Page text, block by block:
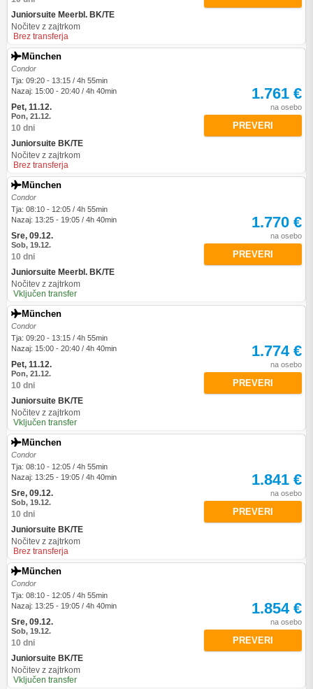
Juniorsuite Meerbl. BK/TE
Nočitev z zajtrkom
Brez transferja
München
Condor
Tja: 09:20 - 13:15 / 4h 55min
Nazaj: 15:00 - 20:40 / 4h 40min
Pet, 11.12.
Pon, 21.12.
10 dni
Juniorsuite BK/TE
Nočitev z zajtrkom
Brez transferja
1.761 €
na osebo
PREVERI
München
Condor
Tja: 08:10 - 12:05 / 4h 55min
Nazaj: 13:25 - 19:05 / 4h 40min
Sre, 09.12.
Sob, 19.12.
10 dni
Juniorsuite Meerbl. BK/TE
Nočitev z zajtrkom
Vključen transfer
1.770 €
na osebo
PREVERI
München
Condor
Tja: 09:20 - 13:15 / 4h 55min
Nazaj: 15:00 - 20:40 / 4h 40min
Pet, 11.12.
Pon, 21.12.
10 dni
Juniorsuite BK/TE
Nočitev z zajtrkom
Vključen transfer
1.774 €
na osebo
PREVERI
München
Condor
Tja: 08:10 - 12:05 / 4h 55min
Nazaj: 13:25 - 19:05 / 4h 40min
Sre, 09.12.
Sob, 19.12.
10 dni
Juniorsuite BK/TE
Nočitev z zajtrkom
Brez transferja
1.841 €
na osebo
PREVERI
München
Condor
Tja: 08:10 - 12:05 / 4h 55min
Nazaj: 13:25 - 19:05 / 4h 40min
Sre, 09.12.
Sob, 19.12.
10 dni
Juniorsuite BK/TE
Nočitev z zajtrkom
Vključen transfer
1.854 €
na osebo
PREVERI